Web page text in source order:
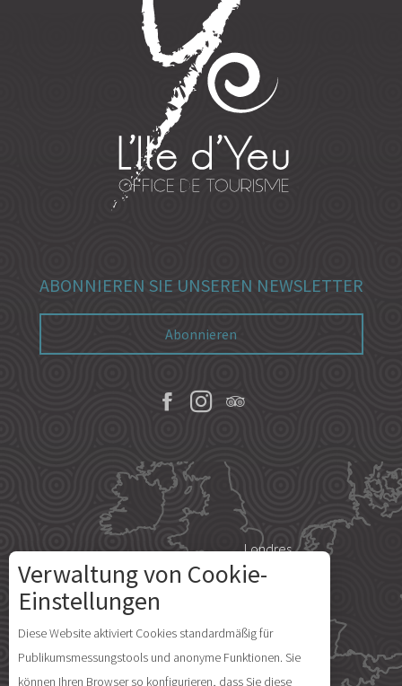
Service
Preise
Verfügbarkeit
ABONNIEREN SIE UNSEREN NEWSLETTER
Abonnieren
Londres
Île d'Yeu
Verwaltung von Cookie-
Einstellungen
Diese Website aktiviert Cookies standardmäßig für
Publikumsmessungstools und anonyme Funktionen. Sie
können Ihren Browser so konfigurieren, dass Sie diese